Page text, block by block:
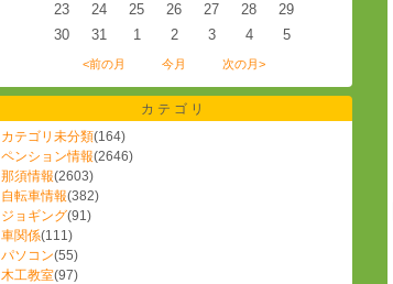
23
24 25 26 27 28
29
30
31 1 2 3 4 5
<前の月 今月 次の月>
カテゴリ
カテゴリ未分類(164)
ペンション情報(2646)
那須情報(2603)
自転車情報(382)
ジョギング(91)
車関係(111)
パソコン(55)
木工教室(97)